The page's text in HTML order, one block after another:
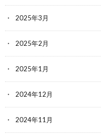
2025年3月
2025年2月
2025年1月
2024年12月
2024年11月